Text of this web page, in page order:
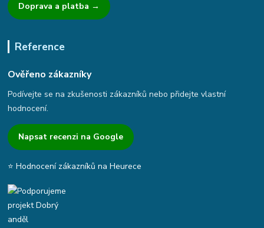
Doprava a platba →
Reference
Ověřeno zákazníky
Podívejte se na zkušenosti zákazníků nebo přidejte vlastní
hodnocení.
Napsat recenzi na Google
⭐ Hodnocení zákazníků na Heurece